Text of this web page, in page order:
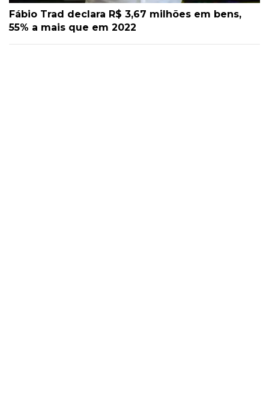
Fábio Trad declara R$ 3,67 milhões em bens,
55% a mais que em 2022